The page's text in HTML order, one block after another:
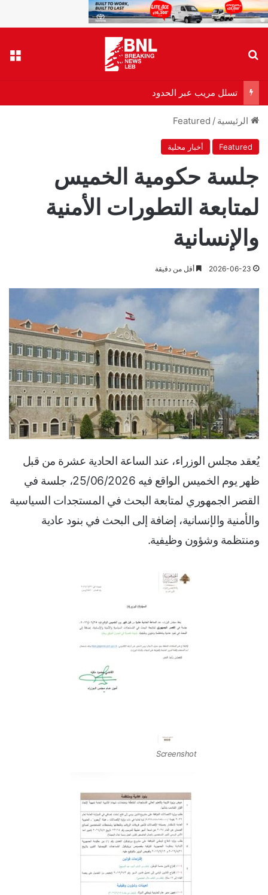
تسلل مريب عبر الحدود
الرئيسية /
Featured
Featured أخبار محلية
جلسة حكومية الخميس
لمتابعة التطورات الأمنية
والإنسانية
2026-06-23 أقل من دقيقة
يُعقد مجلس الوزراء، عند الساعة الحادية عشرة من قبل
ظهر يوم الخميس الواقع فيه 25/06/2026، جلسة في
القصر الجمهوري لمتابعة البحث في المستجدات السياسية
والأمنية والإنسانية، إضافة إلى البحث في بنود عادية
ومنتظمة وشؤون وظيفية.
Screenshot